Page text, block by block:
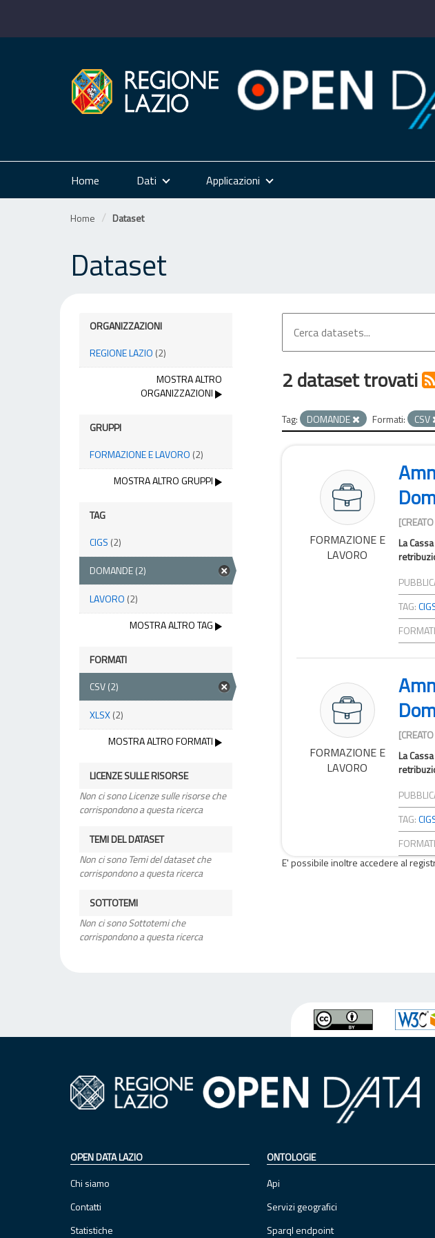
Home Dati Applicazioni
Home Dataset
Dataset
ORGANIZZAZIONI
REGIONE LAZIO (2)
MOSTRA ALTRO
ORGANIZZAZIONI
GRUPPI
FORMAZIONE E LAVORO (2)
MOSTRA ALTRO GRUPPI
TAG
CIGS (2)
DOMANDE(2)
LAVORO (2)
MOSTRA ALTRO TAG
FORMATI
CSV(2)
XLSX(2)
MOSTRA ALTRO FORMATI
LICENZE SULLE RISORSE
Non ci sono Licenze sulle risorse che
corrispondono a questa ricerca
TEMI DEL DATASET
Non ci sono Temi del dataset che
corrispondono a questa ricerca
SOTTOTEMI
Non ci sono Sottotemi che
corrispondono a questa ricerca
2 dataset trovati
Tag: DOMANDE Formati: CSV
FORMAZIONE E
LAVORO
La
TAG:
FORMAZIONE E
LAVORO
La
TAG:
E' possibile inoltre accedere al
OPEN DATA LAZIO
Chi siamo
Contatti
Statistiche
ONTOLOGIE
Api
Servizi geografici
Sparql endpoint